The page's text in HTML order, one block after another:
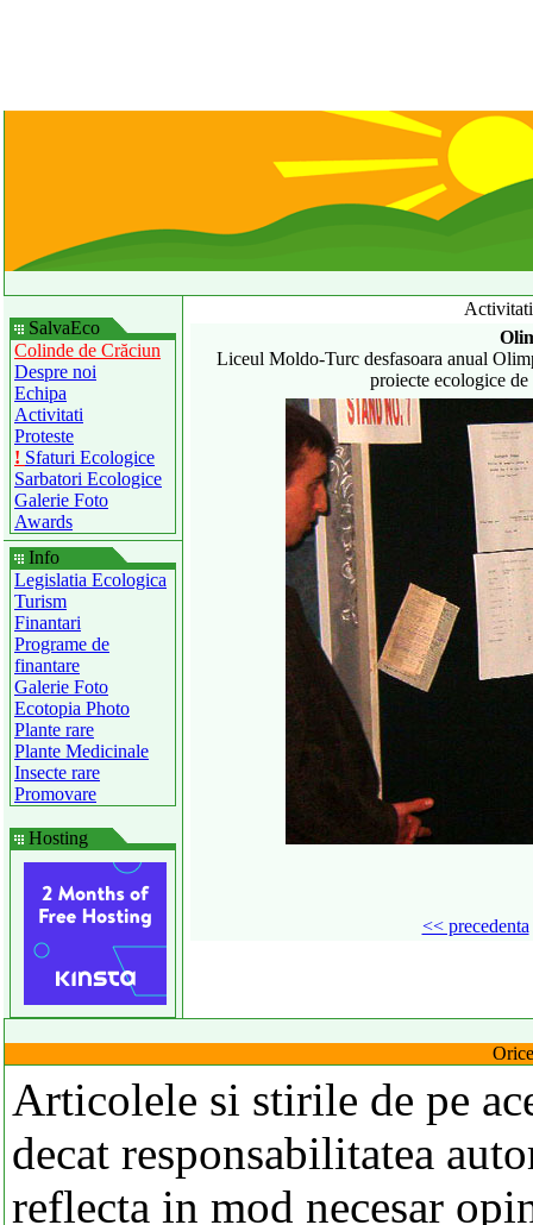
SalvaEco
Colinde de Crăciun
Despre noi
Echipa
Activitati
Proteste
! Sfaturi Ecologice
Sarbatori Ecologice
Galerie Foto
Awards
Info
Legislatia Ecologica
Turism
Finantari
Programe de
finantare
Galerie Foto
Ecotopia Photo
Plante rare
Plante Medicinale
Insecte rare
Promovare
Hosting
Liceul Moldo-Turc desfasoara anual
proiecte ecologice
<< precedenta
Articolele si stirile de pe
decat responsabilitatea
reflecta in mod necesar